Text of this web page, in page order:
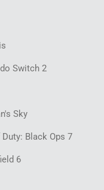
Switch 2
Sky
Black Ops 7
6